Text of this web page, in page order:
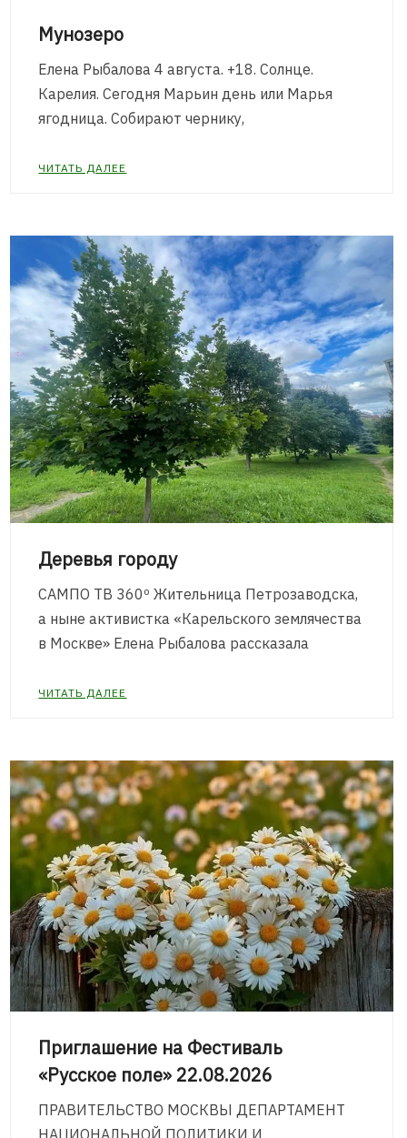
Мунозеро
Елена Рыбалова 4 августа. +18. Солнце.
Карелия. Сегодня Марьин день или Марья
ягодница. Собирают чернику,
ЧИТАТЬ ДАЛЕЕ
Деревья городу
САМПО ТВ 360º Жительница Петрозаводска,
а ныне активистка «Карельского землячества
в Москве» Елена Рыбалова рассказала
ЧИТАТЬ ДАЛЕЕ
Приглашение на Фестиваль
«Русское поле» 22.08.2026
ПРАВИТЕЛЬСТВО МОСКВЫ ДЕПАРТАМЕНТ
НАЦИОНАЛЬНОЙ ПОЛИТИКИ И